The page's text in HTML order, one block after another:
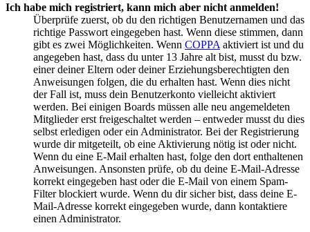
Ich habe mich registriert, kann mich aber nicht anmelden!
Überprüfe zuerst, ob du den richtigen Benutzernamen und das
richtige Passwort eingegeben hast. Wenn diese stimmen, dann
gibt es zwei Möglichkeiten. Wenn COPPA aktiviert ist und du
angegeben hast, dass du unter 13 Jahre alt bist, musst du bzw.
einer deiner Eltern oder deiner Erziehungsberechtigten den
Anweisungen folgen, die du erhalten hast. Wenn dies nicht
der Fall ist, muss dein Benutzerkonto vielleicht aktiviert
werden. Bei einigen Boards müssen alle neu angemeldeten
Mitglieder erst freigeschaltet werden – entweder musst du dies
selbst erledigen oder ein Administrator. Bei der Registrierung
wurde dir mitgeteilt, ob eine Aktivierung nötig ist oder nicht.
Wenn du eine E-Mail erhalten hast, folge den dort enthaltenen
Anweisungen. Ansonsten prüfe, ob du deine E-Mail-Adresse
korrekt eingegeben hast oder die E-Mail von einem Spam-
Filter blockiert wurde. Wenn du dir sicher bist, dass deine E-
Mail-Adresse korrekt eingegeben wurde, dann kontaktiere
einen Administrator.